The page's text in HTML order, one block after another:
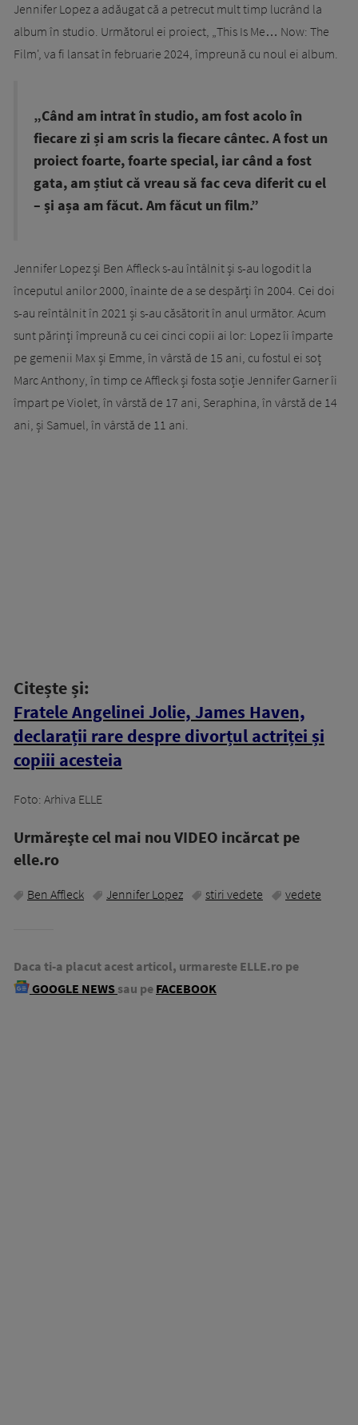
Jennifer Lopez a adăugat că a petrecut mult timp lucrând la
album în studio. Următorul ei proiect, „This Is Me… Now: The
Film', va fi lansat în februarie 2024, împreună cu noul ei album.
„Când am intrat în studio, am fost acolo în
fiecare zi și am scris la fiecare cântec. A fost un
proiect foarte, foarte special, iar când a fost
gata, am știut că vreau să fac ceva diferit cu el
– și așa am făcut. Am făcut un film.”
Jennifer Lopez și Ben Affleck s-au întâlnit și s-au logodit la
începutul anilor 2000, înainte de a se despărți în 2004. Cei doi
s-au reîntâlnit în 2021 și s-au căsătorit în anul următor. Acum
sunt părinți împreună cu cei cinci copii ai lor: Lopez îi împarte
pe gemenii Max și Emme, în vârstă de 15 ani, cu fostul ei soț
Marc Anthony, în timp ce Affleck și fosta soție Jennifer Garner îi
împart pe Violet, în vârstă de 17 ani, Seraphina, în vârstă de 14
ani, și Samuel, în vârstă de 11 ani.
Citește și:
Fratele Angelinei Jolie, James Haven,
declarații rare despre divorțul actriței și
copiii acesteia
Foto: Arhiva ELLE
Urmăreşte cel mai nou VIDEO incărcat pe
elle.ro
Ben Affleck Jennifer Lopez stiri vedete vedete
Daca ti-a placut acest articol, urmareste ELLE.ro pe
GOOGLE NEWS sau pe FACEBOOK